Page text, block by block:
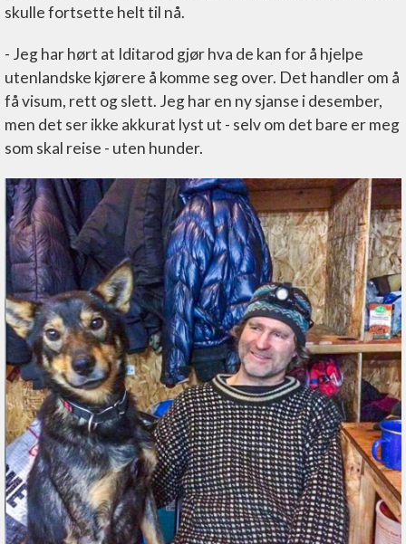
skulle fortsette helt til nå.
- Jeg har hørt at Iditarod gjør hva de kan for å hjelpe
utenlandske kjørere å komme seg over. Det handler om å
få visum, rett og slett. Jeg har en ny sjanse i desember,
men det ser ikke akkurat lyst ut - selv om det bare er meg
som skal reise - uten hunder.